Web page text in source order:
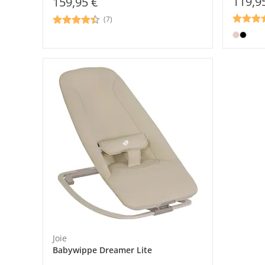
(7)
Joie
Babywippe Dreamer Lite